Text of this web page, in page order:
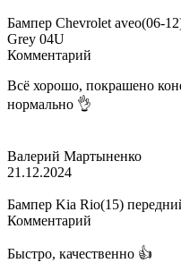
Бампер Chevrolet aveo(06-
Grey 04U
Комментарий
Всё хорошо, покрашено
нормально 👌
Валерий Мартыненко
21.12.2024
Бампер Kia Rio(15)
Комментарий
Быстро, качественно 👍